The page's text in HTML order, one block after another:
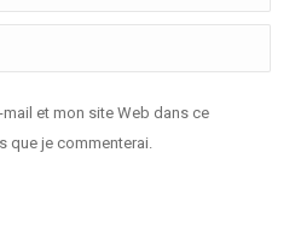
et mon site Web dans ce
que je commenterai.